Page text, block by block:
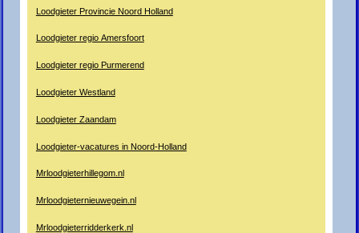
Loodgieter Provincie Noord Holland
Loodgieter regio Amersfoort
Loodgieter regio Purmerend
Loodgieter Westland
Loodgieter Zaandam
Loodgieter-vacatures in Noord-Holland
Mrloodgieterhillegom.nl
Mrloodgieternieuwegein.nl
Mrloodgieterridderkerk.nl